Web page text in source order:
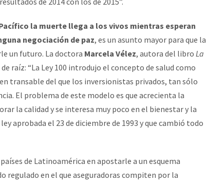
la muerte llega a los vivos mientras esperan
negociación de paz, es un asunto mayor para que la
un futuro. La doctora Marcela Vélez, autora del libro La
raíz: “La Ley 100 introdujo el concepto de salud como
transable del que los inversionistas privados, tan sólo
El problema de este modelo es que acrecienta la
la calidad y se interesa muy poco en el bienestar y la
aprobada el 23 de diciembre de 1993 y que cambió todo
de Latinoamérica en apostarle a un esquema
regulado en el que aseguradoras compiten por la